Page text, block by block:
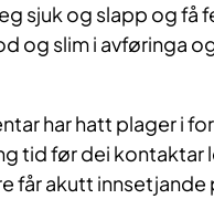
sjuk og slapp og få
og slim i avføringa
har hatt plager i
tid før dei kontaktar
får akutt innsetjande